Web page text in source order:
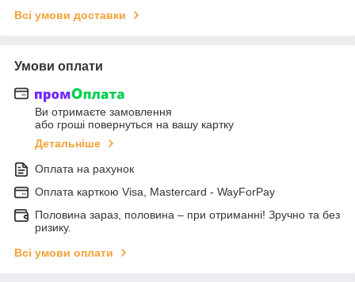
Всі умови доставки
Умови оплати
Ви отримаєте замовлення
або гроші повернуться на вашу картку
Детальніше
Оплата на рахунок
Оплата карткою Visa, Mastercard - WayForPay
Половина зараз, половина – при отриманні! Зручно та без
ризику.
Всі умови оплати